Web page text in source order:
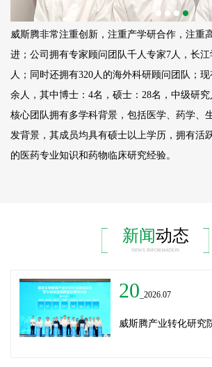
威斯腾非常注重创新，注重产学研合作，注重
进；公司拥有专家顾问团队千人专家7人，长
人；同时还拥有320人的海外科研顾问团队；
余人，其中博士：4名，硕士：28名，中级研
核心团队拥有多学科背景，包括医学、药学、
发背景，其成员均具有硕士以上学历，拥有活
的医药专业知识和药物临床研究经验。
新闻动态
NEWS INFORMATION
20 _2026.07